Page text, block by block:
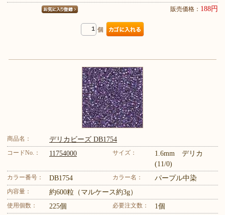
販売価格： 188円
個
商品名： デリカビーズ DB1754
コードNo.： 11754000 サイズ：
1.6mm デリカ
(11/0)
カラー番号： DB1754 カラー名： パープル中染
内容量： 約600粒（マルケース約3g）
使用個数： 225個 必要注文数： 1個